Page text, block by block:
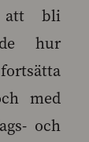
att bli
hur
med
och